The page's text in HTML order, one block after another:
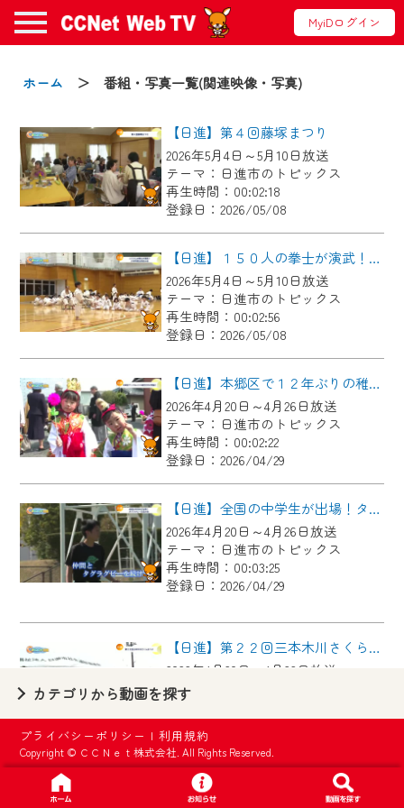
MyiDログイン
ホーム ＞ 番組・写真一覧(関連映像・写真)
【日進】第４回藤塚まつり
2026年5月4日～5月10日放送
テーマ：日進市のトピックス
再生時間：00:02:18
登録日：2026/05/08
【日進】１５０人の拳士が演武！少林寺拳法演武大会
2026年5月4日～5月10日放送
テーマ：日進市のトピックス
再生時間：00:02:56
登録日：2026/05/08
【日進】本郷区で１２年ぶりの稚児行列が開催！
2026年4月20日～4月26日放送
テーマ：日進市のトピックス
再生時間：00:02:22
登録日：2026/04/29
【日進】全国の中学生が出場！タグラグビー交流大会
2026年4月20日～4月26日放送
テーマ：日進市のトピックス
再生時間：00:03:25
登録日：2026/04/29
【日進】第２２回三本木川さくらまつり
2026年4月20日～4月26日放送
テーマ：日進市のトピックス
再生時間：00:02:10
登録日：2026/04/29
【日進】キャスターがリポート！第３９回岩崎城春まつり
2026年4月27日～5月3日放送
カテゴリから動画を探す
プライバシーポリシー |利用規約
Copyright © ＣＣＮｅｔ株式会社. All Rights Reserved.
お知らせ
2024/09/02
動画配信サービス『CCNet Web TV』は2024
年9月24日からリニューアルします！
【変更点】
◆デザイン変更により、お住まいの地域
の動画コンテンツが一目瞭然。
◆当社アプリやＰＣブラウザから、いつ
でも・どこでも・外出先でも！
CCNetサービスエリア20市町の地域情報
番組をご視聴いただけます！
【ご注意】
2024年9月24日からはご加入者様へのサー
ビス向上のため、
『CCNet Web TV』を利用いただくには、
一部コンテンツを除き、
CCNetサービスへの加入と『CCNetマイ
ページ※』へのログインが必要となりま
す。
いたします。
要となります。
※MyIDとは、CCNet Web TVを含むCCNetの
各種サービスをご利用頂くためのIDです。
IDはお客様が使っているメールアドレス
で設定できます。